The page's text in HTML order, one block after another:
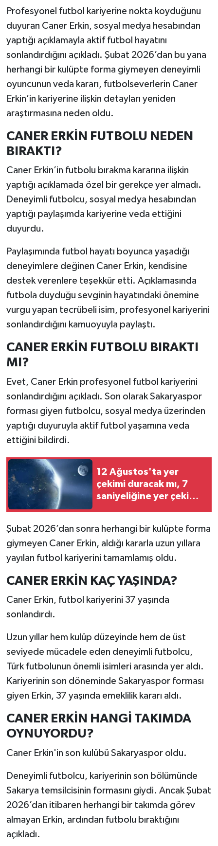
Profesyonel futbol kariyerine nokta koyduğunu
duyuran Caner Erkin, sosyal medya hesabından
yaptığı açıklamayla aktif futbol hayatını
sonlandırdığını açıkladı. Şubat 2026’dan bu yana
herhangi bir kulüpte forma giymeyen deneyimli
oyuncunun veda kararı, futbolseverlerin Caner
Erkin’in kariyerine ilişkin detayları yeniden
araştırmasına neden oldu.
CANER ERKİN FUTBOLU NEDEN
BIRAKTI?
Caner Erkin’in futbolu bırakma kararına ilişkin
yaptığı açıklamada özel bir gerekçe yer almadı.
Deneyimli futbolcu, sosyal medya hesabından
yaptığı paylaşımda kariyerine veda ettiğini
duyurdu.
Paylaşımında futbol hayatı boyunca yaşadığı
deneyimlere değinen Caner Erkin, kendisine
destek verenlere teşekkür etti. Açıklamasında
futbola duyduğu sevginin hayatındaki önemine
vurgu yapan tecrübeli isim, profesyonel kariyerini
sonlandırdığını kamuoyuyla paylaştı.
CANER ERKİN FUTBOLU BIRAKTI
MI?
Evet, Caner Erkin profesyonel futbol kariyerini
sonlandırdığını açıkladı. Son olarak Sakaryaspor
forması giyen futbolcu, sosyal medya üzerinden
yaptığı duyuruyla aktif futbol yaşamına veda
ettiğini bildirdi.
12 Ağustos'ta yer
çekimi duracak mı, 7
saniyeliğine yer çekimi
Şubat 2026’dan sonra herhangi bir kulüpte forma
giymeyen Caner Erkin, aldığı kararla uzun yıllara
yayılan futbol kariyerini tamamlamış oldu.
CANER ERKİN KAÇ YAŞINDA?
Caner Erkin, futbol kariyerini 37 yaşında
sonlandırdı.
Uzun yıllar hem kulüp düzeyinde hem de üst
seviyede mücadele eden deneyimli futbolcu,
Türk futbolunun önemli isimleri arasında yer aldı.
Kariyerinin son döneminde Sakaryaspor forması
giyen Erkin, 37 yaşında emeklilik kararı aldı.
CANER ERKİN HANGİ TAKIMDA
OYNUYORDU?
Caner Erkin'in son kulübü Sakaryaspor oldu.
Deneyimli futbolcu, kariyerinin son bölümünde
Sakarya temsilcisinin formasını giydi. Ancak Şubat
2026’dan itibaren herhangi bir takımda görev
almayan Erkin, ardından futbolu bıraktığını
açıkladı.